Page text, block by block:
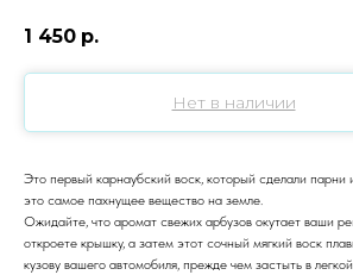
1 450 р.
Нет в наличии
Это первый карнаубский воск, который сделали парни
это самое пахнущее вещество на земле.
Ожидайте, что аромат свежих арбузов окутает ваши
откроете крышку, а затем этот сочный мягкий воск
кузову вашего автомобиля, прежде чем застыть в